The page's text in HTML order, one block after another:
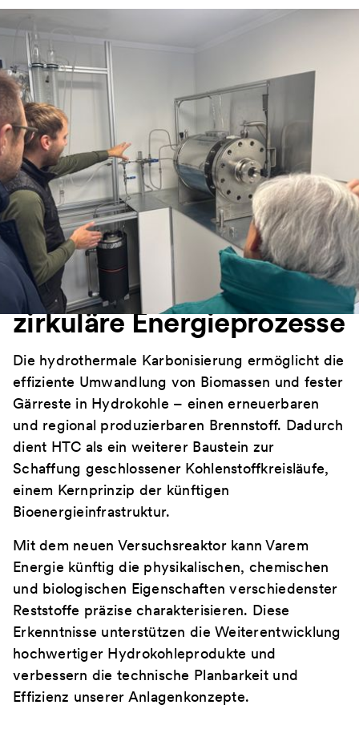
Jena, 18. November 2025 – Mit der Übernahme
und Einweihung des neuen Hochdruck-Batch-
Versuchsreaktors für hydrothermale
Karbonisierung (HTC) stärkt Varem Energie ihre
F&E-Kompetenz im Bereich moderner Bioenergie.
Die Anlage ist ein zentraler Baustein für den
Ausbau einer integrierten Bioenergie-
Wertschöpfungskette.
HTC als
Schlüsseltechnologie für
zirkuläre Energieprozesse
Die hydrothermale Karbonisierung ermöglicht die
effiziente Umwandlung von Biomassen und fester
Gärreste in Hydrokohle – einen erneuerbaren
und regional produzierbaren Brennstoff. Dadurch
dient HTC als ein weiterer Baustein zur
Schaffung geschlossener Kohlenstoffkreisläufe,
einem Kernprinzip der künftigen
Bioenergieinfrastruktur.
Mit dem neuen Versuchsreaktor kann Varem
Energie künftig die physikalischen, chemischen
und biologischen Eigenschaften verschiedenster
Reststoffe präzise charakterisieren. Diese
Erkenntnisse unterstützen die Weiterentwicklung
hochwertiger Hydrokohleprodukte und
verbessern die technische Planbarkeit und
Effizienz unserer Anlagenkonzepte.